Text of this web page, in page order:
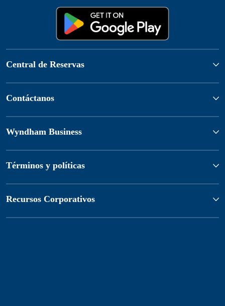
Central de Reservas
Contáctanos
Wyndham Business
Términos y políticas
Recursos Corporativos